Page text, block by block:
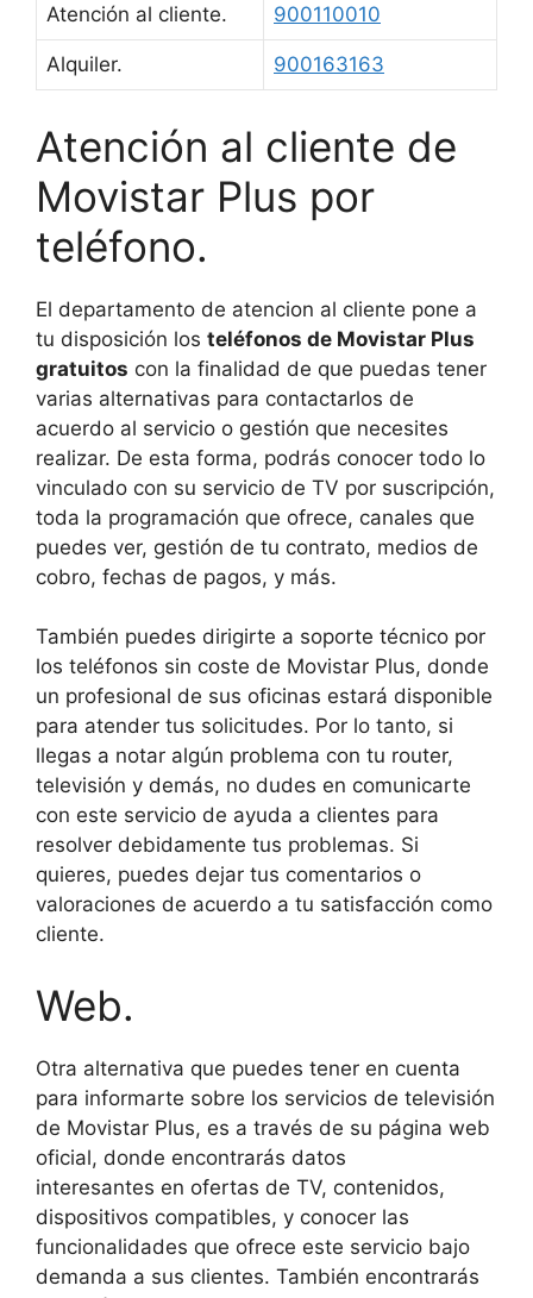
Atención al cliente. 900110010
Alquiler. 900163163
Atención al cliente de
Movistar Plus por
teléfono.
El departamento de atencion al cliente pone a
tu disposición los teléfonos de Movistar Plus
gratuitos con la finalidad de que puedas tener
varias alternativas para contactarlos de
acuerdo al servicio o gestión que necesites
realizar. De esta forma, podrás conocer todo lo
vinculado con su servicio de TV por suscripción,
toda la programación que ofrece, canales que
puedes ver, gestión de tu contrato, medios de
cobro, fechas de pagos, y más.
También puedes dirigirte a soporte técnico por
los teléfonos sin coste de Movistar Plus, donde
un profesional de sus oficinas estará disponible
para atender tus solicitudes. Por lo tanto, si
llegas a notar algún problema con tu router,
televisión y demás, no dudes en comunicarte
con este servicio de ayuda a clientes para
resolver debidamente tus problemas. Si
quieres, puedes dejar tus comentarios o
valoraciones de acuerdo a tu satisfacción como
cliente.
Web.
Otra alternativa que puedes tener en cuenta
para informarte sobre los servicios de televisión
de Movistar Plus, es a través de su página web
oficial, donde encontrarás datos
interesantes en ofertas de TV, contenidos,
dispositivos compatibles, y conocer las
funcionalidades que ofrece este servicio bajo
demanda a sus clientes. También encontrarás